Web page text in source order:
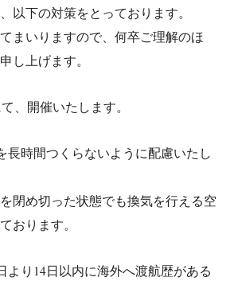
以下の対策をとっております。
まいりますので、何卒ご理解のほ
し上げます。
、開催いたします。
長時間つくらないように配慮いたし
閉め切った状態でも換気を行える空
おります。
より14日以内に海外へ渡航歴がある